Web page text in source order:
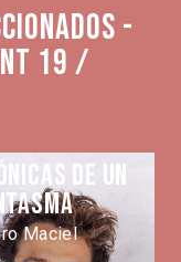
-
19 /
de un
Maciel